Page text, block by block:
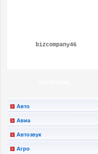
bizcompany46
Авто
Авиа
Автозвук
Агро